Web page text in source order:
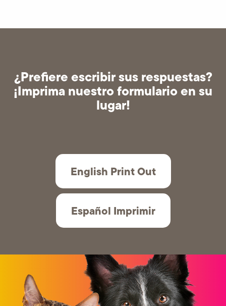
¿Prefiere escribir sus respuestas?
¡Imprima nuestro formulario en su
lugar!
English Print Out
Español Imprimir